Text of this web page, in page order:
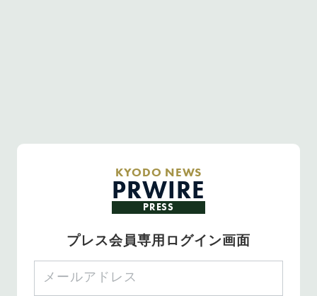
KYODO NEWS
PRWIRE
PRESS
プレス会員専用ログイン画面